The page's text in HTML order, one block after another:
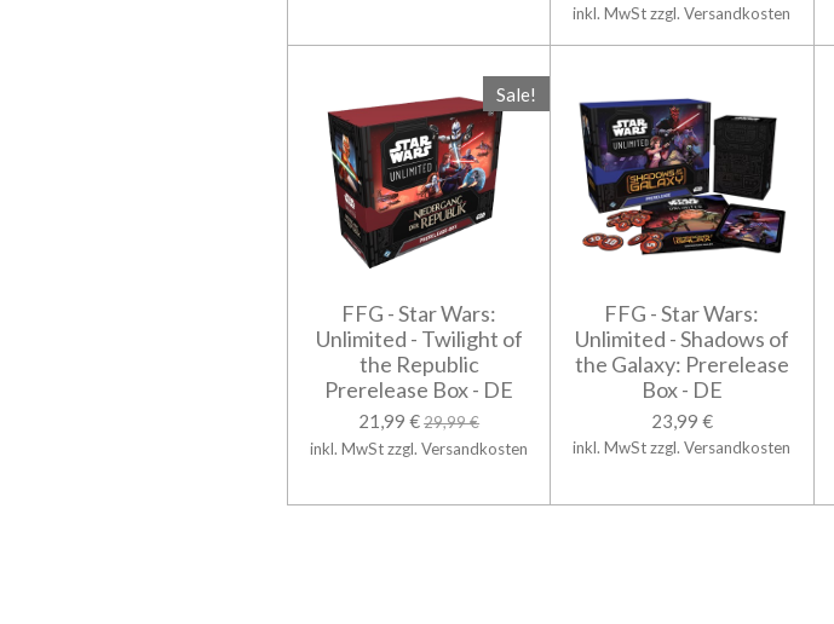
inkl. MwSt zzgl. Versandkosten
Sale!
FFG - Star Wars:
Unlimited - Twilight of
the Republic
Prerelease Box - DE
21,99 €29,99 €
inkl. MwSt zzgl. Versandkosten
FFG - Star Wars:
Unlimited - Shadows of
the Galaxy: Prerelease
Box - DE
23,99 €
inkl. MwSt zzgl. Versandkosten